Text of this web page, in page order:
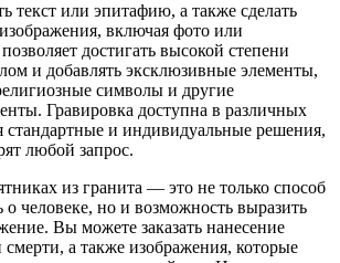
текст или эпитафию, а также сделать
включая фото или
достигать высокой степени
и добавлять эксклюзивные элементы,
символы и другие
Гравировка доступна в различных
стандартные и индивидуальные решения,
любой запрос.
из гранита — это не только способ
о человеке, но и возможность выразить
Вы можете заказать нанесение
смерти, а также изображения, которые